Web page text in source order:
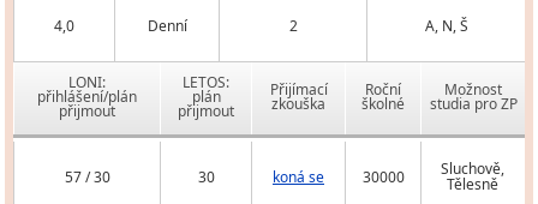
4,0 Denní 2 A, N, Š
LONI:
přihlášení/plán
přijmout
LETOS:
plán
přijmout
Přijímací
zkouška
Roční
školné
Možnost
studia pro ZP
57 / 30 30 koná se 30000 Sluchově,
Tělesně